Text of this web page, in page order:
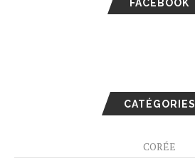
FACEBOOK
CATÉGORIES
CORÉE